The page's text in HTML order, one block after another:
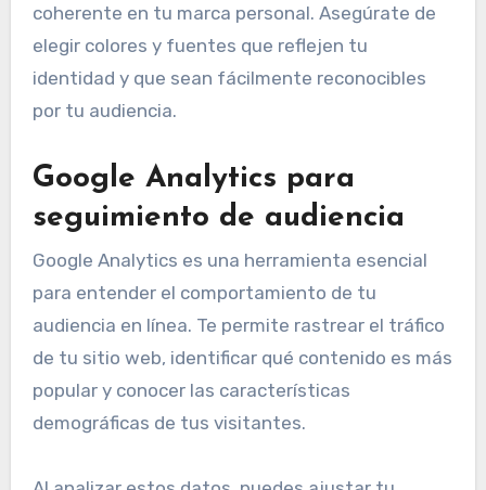
coherente en tu marca personal. Asegúrate de
elegir colores y fuentes que reflejen tu
identidad y que sean fácilmente reconocibles
por tu audiencia.
Google Analytics para
seguimiento de audiencia
Google Analytics es una herramienta esencial
para entender el comportamiento de tu
audiencia en línea. Te permite rastrear el tráfico
de tu sitio web, identificar qué contenido es más
popular y conocer las características
demográficas de tus visitantes.